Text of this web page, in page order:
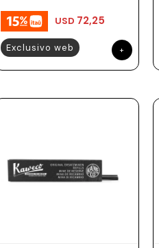
USD 72,25
Exclusivo web